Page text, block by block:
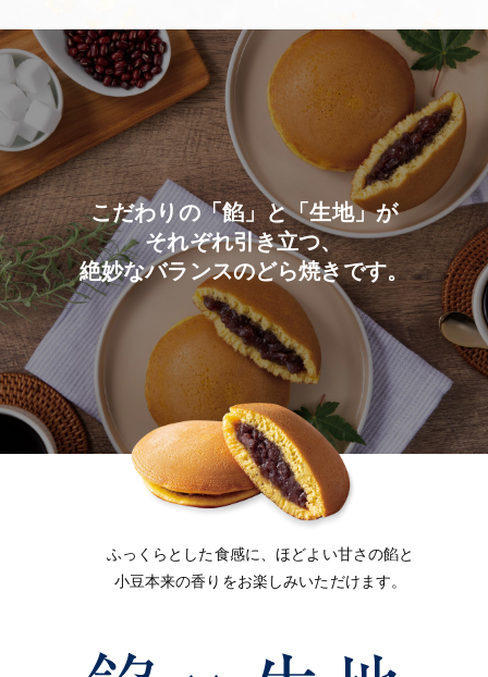
こだわりの「餡」と「生地」が
それぞれ引き立つ、
絶妙なバランスのどら焼きです。
ふっくらとした食感に、ほどよい甘さの餡と
小豆本来の香りをお楽しみいただけます。